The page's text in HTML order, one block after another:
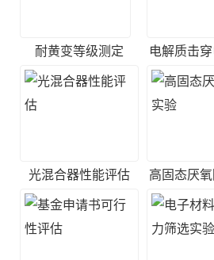
耐黄变等级测定 电解质击
光混合器性能评估 高固态厌